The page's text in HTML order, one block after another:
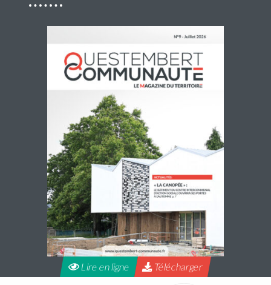
Accueils de loisirs : Ouverture des
réservations des mercredis de septembre à
décembre 2026
Les réservations des mercredis aux accueils de loisirs de
La Maison Pop’, pour la période de septembre à
décembre 2026, sont ouvertes à partir du 20 juillet 2026
Lire la suite
Lire en ligne Télécharger